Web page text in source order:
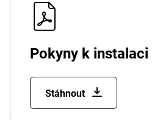
Pokyny k instalaci
Stáhnout